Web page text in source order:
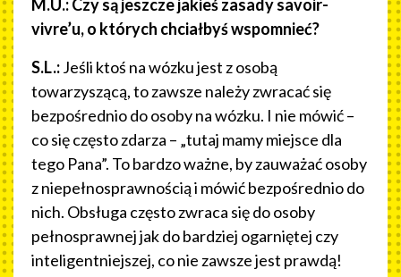
M.U.: Czy są jeszcze jakieś zasady savoir-
vivre’u, o których chciałbyś wspomnieć?
S.L.:Jeśli ktoś na wózku jest z osobą
towarzyszącą, to zawsze należy zwracać się
bezpośrednio do osoby na wózku. I nie mówić –
co się często zdarza – „tutaj mamy miejsce dla
tego Pana”. To bardzo ważne, by zauważać osoby
z niepełnosprawnością i mówić bezpośrednio do
nich. Obsługa często zwraca się do osoby
pełnosprawnej jak do bardziej ogarniętej czy
inteligentniejszej, co nie zawsze jest prawdą!